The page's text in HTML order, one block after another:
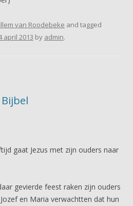
van Roodebeke and tagged
april 2013 by admin.
gaat Jezus met zijn ouders naar
gevierde feest raken zijn ouders
en Maria verwachtten dat hun